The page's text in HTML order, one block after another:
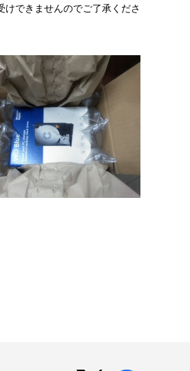
できませんのでご了承くださ